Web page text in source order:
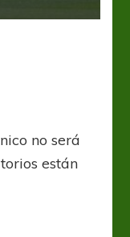
no será
están